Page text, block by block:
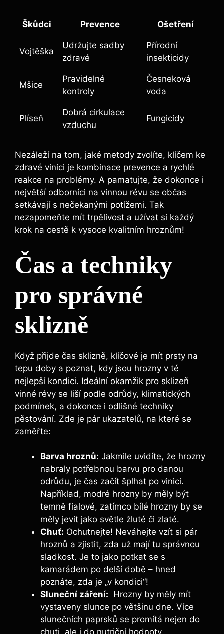
Škůdci Prevence Ošetření
Vojtěška
Udržujte sadby
zdravé
Přírodní
insekticidy
Mšice
Pravidelné⁢
kontroly
Česneková
voda
Plíseň
Dobrá cirkulace⁢
vzduchu
Fungicidy
Nezáleží na tom, jaké ⁢metody zvolíte, klíčem ke
zdravé vinici je kombinace prevence a‍ rychlé
reakce na problémy. A pamatujte, že dokonce i
největší ‌odborníci​ na vinnou révu se občas
setkávají s nečekanými potížemi. Tak
nezapomeňte mít trpělivost a⁣ užívat si⁣ každý
‌krok na cestě k vysoce kvalitním hroznům!
Čas a techniky
pro správné
sklizně
Když přijde čas sklizně, klíčové ⁢je mít prsty na
tepu doby a ‍poznat, kdy jsou hrozny v té
nejlepší kondici. Ideální okamžik pro sklizeň
vinné révy se ⁢liší podle odrůdy, ‍klimatických
podmínek, a dokonce i odlišné ‌techniky
pěstování. Zde je pár ukazatelů, na které ​se
⁤zaměřte:
Barva hroznů: Jakmile uvidíte, že hrozny‍
nabraly potřebnou barvu pro danou
odrůdu, je čas začít⁢ šplhat⁤ po vinici.
Například, modré hrozny by měly být
⁣temně fialové, ⁣zatímco bílé hrozny by se
měly jevit ⁤jako světle žluté či zlaté.
Chuť: Ochutnejte!⁢ Neváhejte vzít si pár
hroznů a zjistit, zda už mají​ tu správnou
sladkost. Je to jako potkat se s
kamarádem po delší ⁤době – hned
poznáte, zda je „v kondici“!
Sluneční záření: ​ Hrozny by měly mít
vystaveny slunce po většinu dne. Více
slunečních paprsků se promítá nejen do